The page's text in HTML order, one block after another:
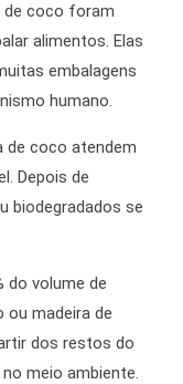
de coco foram
alimentos. Elas
embalagens
humano.
de coco atendem
Depois de
biodegradados se
do volume de
madeira de
dos restos do
meio ambiente.